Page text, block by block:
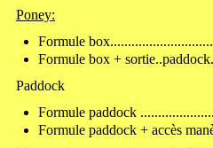
Poney:
Formule
Formule box +
Paddock
Formule paddock
Formule paddock + accès